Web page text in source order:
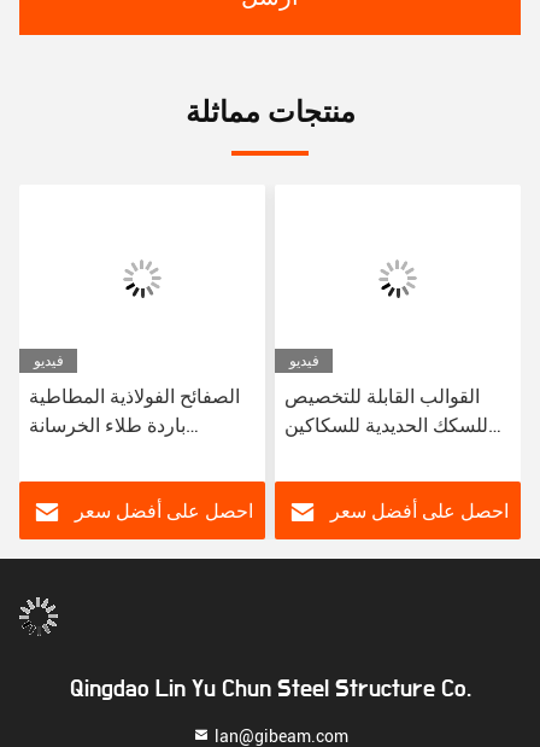
منتجات مماثلة
فيديو
الصفائح الفولاذية المطاطية
باردة طلاء الخرسانة
ASTM
احصل على أفضل سعر
فيديو
القوالب القابلة للتخصيص
للسكك الحديدية للسكاكين
احصل على أفضل سعر
Qingdao Lin Yu Chun Steel Structure Co.
lan@gibeam.com